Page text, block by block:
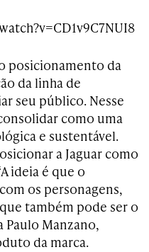
posicionamento da
da linha de
seu público. Nesse
como uma
e sustentável.
a Jaguar como
ideia é que o
os personagens,
também pode ser o
Paulo Manzano,
da marca.